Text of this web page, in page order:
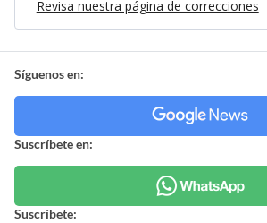
Revisa nuestra página de correcciones
Síguenos en:
Suscríbete en:
Suscríbete: